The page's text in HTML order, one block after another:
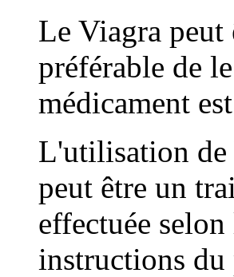
Le Viagra peut
préférable de
médicament
L'utilisation de
peut être un
effectuée
instructions du